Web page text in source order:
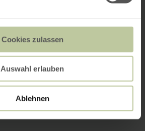
Cookies zulassen
Auswahl erlauben
Ablehnen